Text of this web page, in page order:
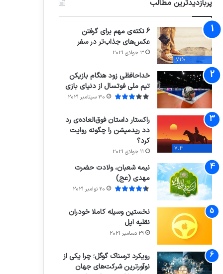
پربازدیدترین مطالب
71%
6 نکته‌ی مهم برای گرفتن
عکس‌های جذاب‌تر در سفر
3 جولای 2021
خداحافظی زود هنگام بازیکن
تیم ملی فوتسال از دنیای بازی
30 سپتامبر 2021
7.4
راکستار داستان فوق‌العاده‌ی رد
دد ریدمپشن را چگونه روایت
کرد؟
11 جولای 2021
نیمه شعبان، ولادت حضرت
مهدی (عج)
20 نوامبر 2021
نخستین وسیله کاملا خودران
نقلیه اپل
29 دسامبر 2021
رویکرد ترسناک گوگل؛ چرا یکی از
نوآورترین شرکت‌های جهان